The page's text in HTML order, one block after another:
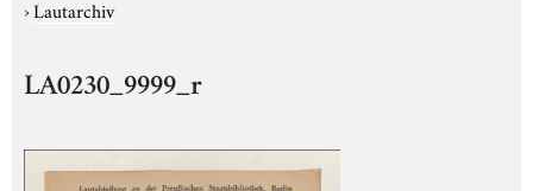
›Lautarchiv
LA0230_9999_r